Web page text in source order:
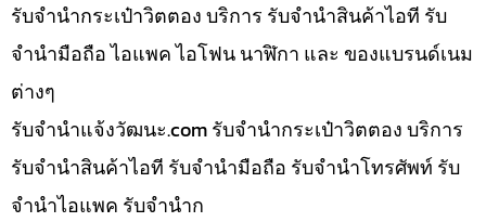
รับจำนำกระเป๋าวิตตอง บริการ รับจำนำสินค้าไอที รับ
จำนำมือถือ ไอแพค ไอโฟน นาฬิกา และ ของแบรนด์เนม
ต่างๆ
รับจํานําแจ้งวัฒนะ.com รับจำนำกระเป๋าวิตตอง บริการ
รับจำนำสินค้าไอที รับจำนำมือถือ รับจำนำโทรศัพท์ รับ
จำนำไอแพค รับจำนำก